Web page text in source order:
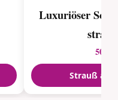
Luxuriöser
strauß
50 €
Strauß